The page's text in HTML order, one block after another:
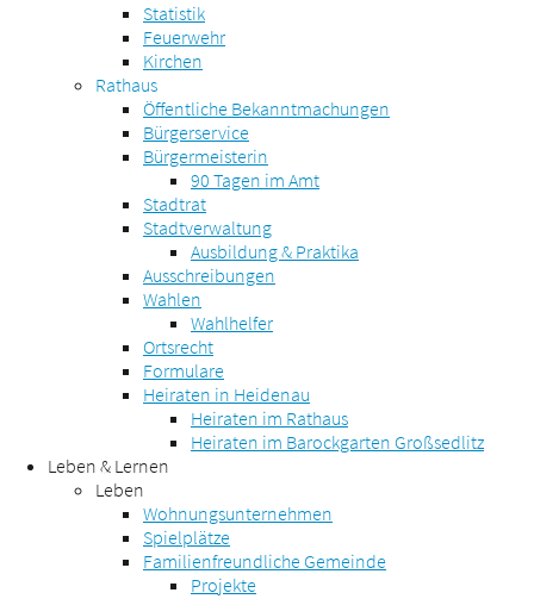
Statistik
Feuerwehr
Kirchen
Rathaus
Öffentliche Bekanntmachungen
Bürgerservice
Bürgermeisterin
90 Tagen im Amt
Stadtrat
Stadtverwaltung
Ausbildung & Praktika
Ausschreibungen
Wahlen
Wahlhelfer
Ortsrecht
Formulare
Heiraten in Heidenau
Heiraten im Rathaus
Heiraten im Barockgarten Großsedlitz
Leben & Lernen
Leben
Wohnungsunternehmen
Spielplätze
Familienfreundliche Gemeinde
Projekte